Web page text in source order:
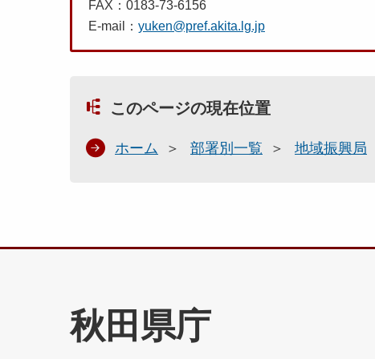
FAX：0183-73-6156
E-mail： yuken@pref.akita.lg.jp
このページの現在位置
ホーム 部署別一覧 地域振興局
秋田県庁